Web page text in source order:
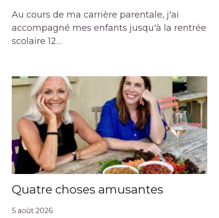
Au cours de ma carrière parentale, j'ai
accompagné mes enfants jusqu'à la rentrée
scolaire 12…
Quatre choses amusantes
5 août 2026